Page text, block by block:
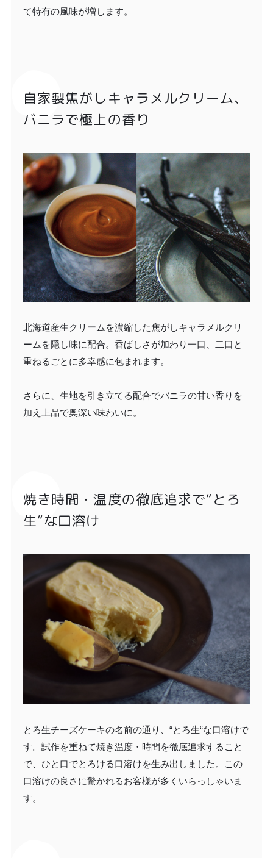
て特有の風味が増します。
自家製焦がしキャラメルクリーム、
バニラで極上の香り
北海道産生クリームを濃縮した焦がしキャラメルクリ
ームを隠し味に配合。香ばしさが加わり一口、二口と
重ねるごとに多幸感に包まれます。
さらに、生地を引き立てる配合でバニラの甘い香りを
加え上品で奥深い味わいに。
焼き時間・温度の徹底追求で“とろ
生“な口溶け
とろ生チーズケーキの名前の通り、“とろ生“な口溶けで
す。試作を重ねて焼き温度・時間を徹底追求すること
で、ひと口でとろける口溶けを生み出しました。この
口溶けの良さに驚かれるお客様が多くいらっしゃいま
す。